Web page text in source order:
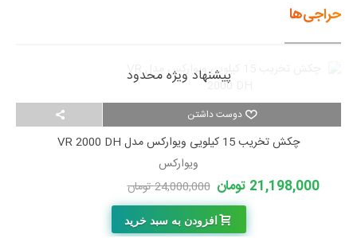
حراجی‌ها
دوست داشتن
پیشنهاد ویژه محدود
چکش تخریب 15 کیلویی ویوارکس مدل VR 2000 DH
ویوارکس
21,198,000 تومان 24,000,000 تومان
افزودن به سبد خرید